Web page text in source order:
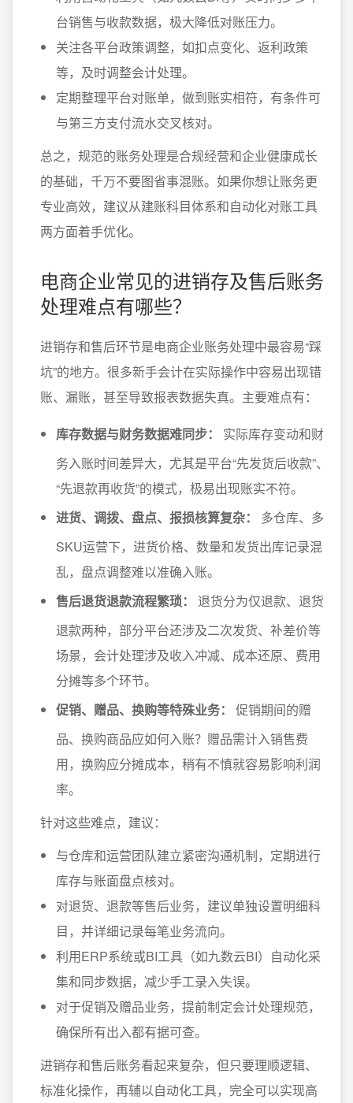
台销售与收款数据，极大降低对账压力。
关注各平台政策调整，如扣点变化、返利政策
等，及时调整会计处理。
定期整理平台对账单，做到账实相符，有条件可
与第三方支付流水交叉核对。
总之，规范的账务处理是合规经营和企业健康成长
的基础，千万不要图省事混账。如果你想让账务更
专业高效，建议从建账科目体系和自动化对账工具
两方面着手优化。
电商企业常见的进销存及售后账务
处理难点有哪些？
进销存和售后环节是电商企业账务处理中最容易“踩
坑”的地方。很多新手会计在实际操作中容易出现错
账、漏账，甚至导致报表数据失真。主要难点有：
库存数据与财务数据难同步：
实际库存变动和财
务入账时间差异大，尤其是平台“先发货后收款”、
“先退款再收货”的模式，极易出现账实不符。
进货、调拨、盘点、报损核算复杂：
多仓库、多
SKU运营下，进货价格、数量和发货出库记录混
乱，盘点调整难以准确入账。
售后退货退款流程繁琐：
退货分为仅退款、退货
退款两种，部分平台还涉及二次发货、补差价等
场景，会计处理涉及收入冲减、成本还原、费用
分摊等多个环节。
促销、赠品、换购等特殊业务：
促销期间的赠
品、换购商品应如何入账？赠品需计入销售费
用，换购应分摊成本，稍有不慎就容易影响利润
率。
针对这些难点，建议：
与仓库和运营团队建立紧密沟通机制，定期进行
库存与账面盘点核对。
对退货、退款等售后业务，建议单独设置明细科
目，并详细记录每笔业务流向。
利用ERP系统或BI工具（如九数云BI）自动化采
集和同步数据，减少手工录入失误。
对于促销及赠品业务，提前制定会计处理规范，
确保所有出入都有据可查。
进销存和售后账务看起来复杂，但只要理顺逻辑、
标准化操作，再辅以自动化工具，完全可以实现高